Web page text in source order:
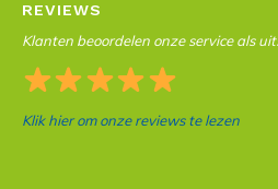
REVIEWS
Klanten beoordelen onze service als
Klik hier om onze reviews te lezen